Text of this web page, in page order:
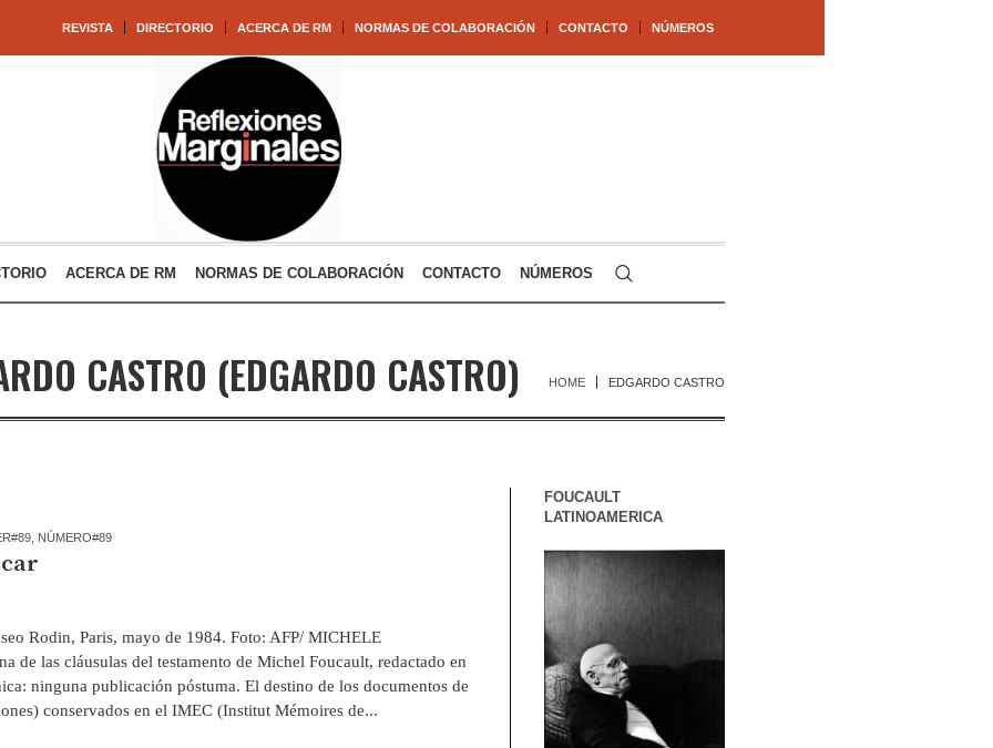
REVISTA DIRECTORIO ACERCA DE RM NORMAS DE COLABORACIÓN CONTACTO NÚMEROS
ACERCA DE RM NORMAS DE COLABORACIÓN CONTACTO NÚMEROS
CASTRO (EDGARDO CASTRO) HOME EDGARDO CASTRO
NÚMERO#89
Rodin, Paris, mayo de 1984. Foto: AFP/ MICHELE
de las cláusulas del testamento de Michel Foucault, redactado en
ninguna publicación póstuma. El destino de los documentos de
conservados en el IMEC (Institut Mémoires de...
FOUCAULT
LATINOAMERICA